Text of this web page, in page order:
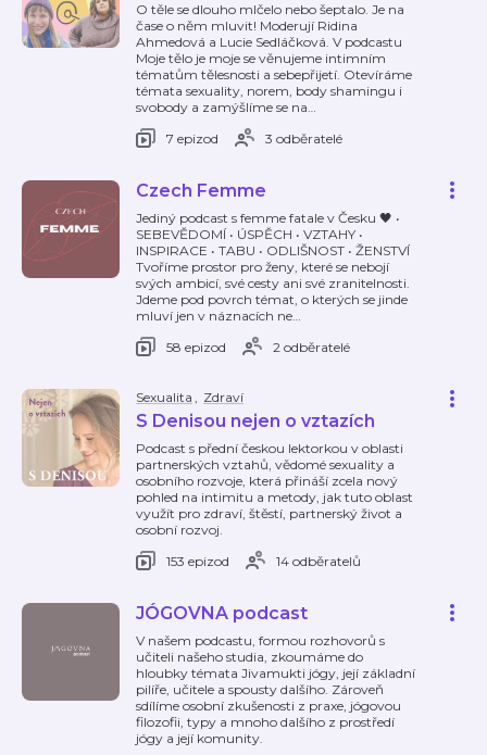
O těle se dlouho mlčelo nebo šeptalo. Je na
čase o něm mluvit! Moderují Ridina
Ahmedová a Lucie Sedláčková. V podcastu
Moje tělo je moje se věnujeme intimním
tématům tělesnosti a sebepřijetí. Otevíráme
témata sexuality, norem, body shamingu i
svobody a zamýšlíme se na…
7 epizod
3 odběratelé
Czech Femme
Jediný podcast s femme fatale v Česku 🖤 •
SEBEVĚDOMÍ • ÚSPĚCH • VZTAHY •
INSPIRACE • TABU • ODLIŠNOST • ŽENSTVÍ
Tvoříme prostor pro ženy, které se nebojí
svých ambicí, své cesty ani své zranitelnosti.
Jdeme pod povrch témat, o kterých se jinde
mluví jen v náznacích ne…
58 epizod
2 odběratelé
Sexualita , Zdraví
S Denisou nejen o vztazích
Podcast s přední českou lektorkou v oblasti
partnerských vztahů, vědomé sexuality a
osobního rozvoje, která přináší zcela nový
pohled na intimitu a metody, jak tuto oblast
využít pro zdraví, štěstí, partnerský život a
osobní rozvoj.
153 epizod
14 odběratelů
JÓGOVNA podcast
V našem podcastu, formou rozhovorů s
učiteli našeho studia, zkoumáme do
hloubky témata Jivamukti jógy, její základní
pilíře, učitele a spousty dalšího. Zároveň
sdílíme osobní zkušenosti z praxe, jógovou
filozofii, typy a mnoho dalšího z prostředí
jógy a její komunity.